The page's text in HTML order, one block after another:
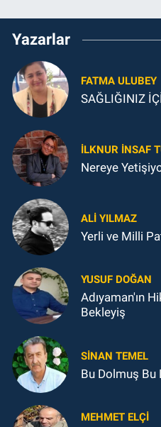
Yazarlar
FATMA ULUBEY
SAĞLIĞINIZ
İLKNUR İNSAF
Nereye
ALI YILMAZ
Yerli ve Milli
YUSUF DOĞAN
Adıyaman'ın
Bekleyiş
SINAN TEMEL
Bu Dolmuş Bu
MEHMET ELÇI